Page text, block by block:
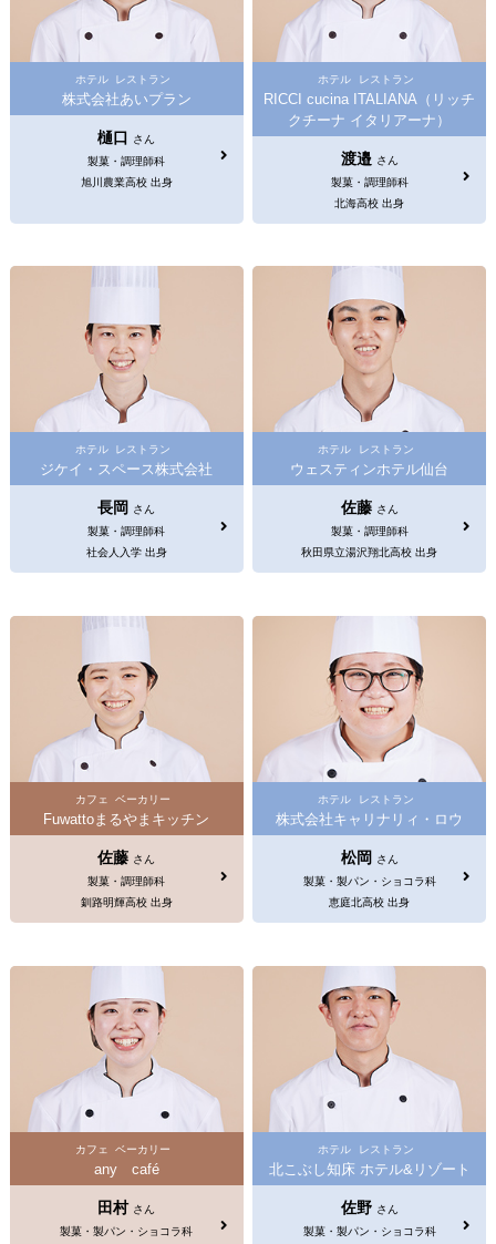
ホテル レストラン
株式会社あいプラン
樋口 さん
製菓・調理師科
旭川農業高校 出身
ホテル レストラン
RICCI cucina ITALIANA（リッチ
クチーナ イタリアーナ）
渡邉 さん
製菓・調理師科
北海高校 出身
ホテル レストラン
ジケイ・スペース株式会社
長岡
さん
製菓・調理師科
社会人入学 出身
ホテル レストラン
ウェスティンホテル仙台
佐藤 さん
製菓・調理師科
秋田県立湯沢翔北高校 出身
カフェ ベーカリー
Fuwattoまるやまキッチン
佐藤 さん
製菓・調理師科
釧路明輝高校 出身
ホテル レストラン
株式会社キャリナリィ・ロウ
松岡
さん
製菓・製パン・ショコラ科
恵庭北高校 出身
カフェ ベーカリー
any café
田村 さん
製菓・製パン・ショコラ科
ホテル レストラン
北こぶし知床 ホテル&リゾート
佐野 さん
製菓・製パン・ショコラ科